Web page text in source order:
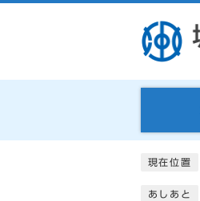
現在位置
あしあと